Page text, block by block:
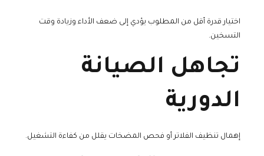
اختيار قدرة أقل من المطلوب يؤدي إلى ضعف الأداء وزيادة وقت
التسخين.
تجاهل الصيانة
الدورية
إهمال تنظيف الفلاتر أو فحص المضخات يقلل من كفاءة التشغيل.